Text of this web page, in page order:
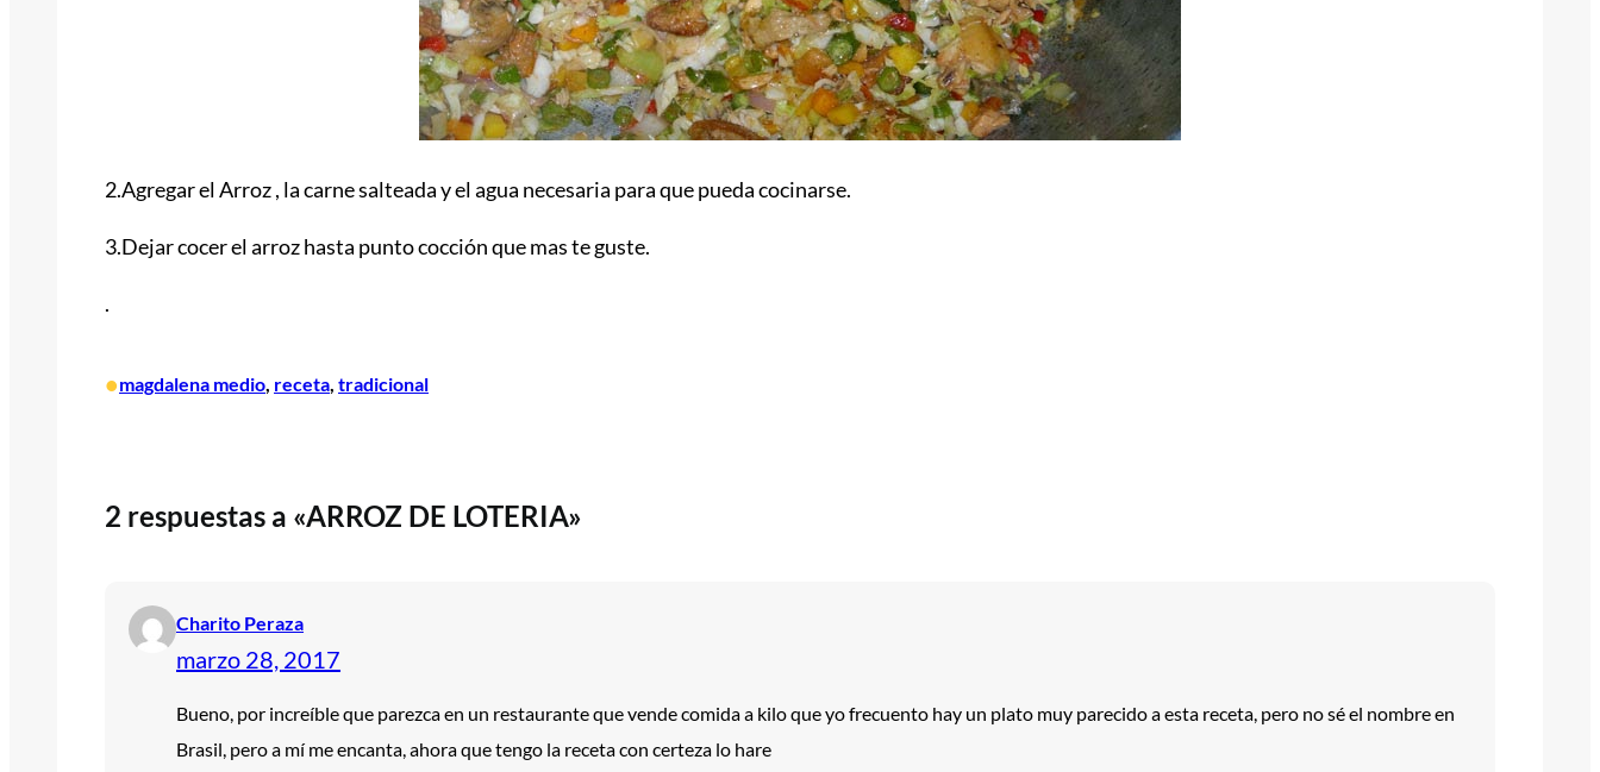
2.Agregar el Arroz , la carne salteada y el agua necesaria para que pueda cocinarse.
3.Dejar cocer el arroz hasta punto cocción que mas te guste.
.
•magdalena medio receta tradicional
2 respuestas a «ARROZ DE LOTERIA»
Charito Peraza
marzo 28, 2017
Bueno, por increíble que parezca en un restaurante que vende comida a kilo que yo frecuento hay un plato muy parecido a esta receta, pero no sé el nombre en
Brasil, pero a mí me encanta, ahora que tengo la receta con certeza lo hare